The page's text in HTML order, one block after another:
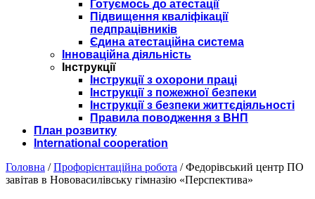
Готуємось до атестації
Підвищення кваліфікації
педпрацівників
Єдина атестаційна система
Інноваційна діяльність
Інструкції
Інструкції з охорони праці
Інструкції з пожежної безпеки
Інструкції з безпеки життєдіяльності
Правила поводження з ВНП
План розвитку
International cooperation
Головна /Профорієнтаційна робота /Федорівський центр ПО
завітав в Нововасилівську гімназію «Перспектива»